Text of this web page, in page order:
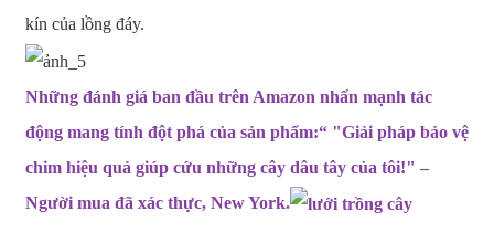
kín của lồng đáy.
Những đánh giá ban đầu trên Amazon nhấn mạnh tác
động mang tính đột phá của sản phẩm:“ "Giải pháp bảo vệ
chim hiệu quả giúp cứu những cây dâu tây của tôi!" –
Người mua đã xác thực, New York.